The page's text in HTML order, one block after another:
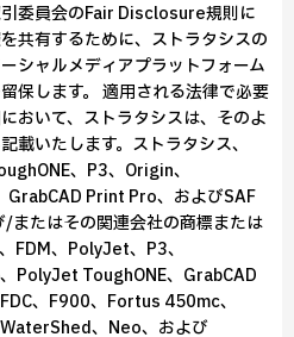
委員会のFair Disclosure規則に
共有するために、ストラタシスの
シャルメディアプラットフォーム
保します。 適用される法律で必要
おいて、ストラタシスは、そのよ
載いたします。ストラタシス、
、P3、Origin、
Print Pro、およびSAF
またはその関連会社の商標または
FDM、PolyJet、P3、
PolyJet ToughONE、GrabCAD
、F900、Fortus 450mc、
、Neo、および